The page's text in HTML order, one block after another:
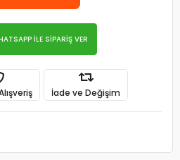
İLE SİPARİŞ VER
İade ve Değişim